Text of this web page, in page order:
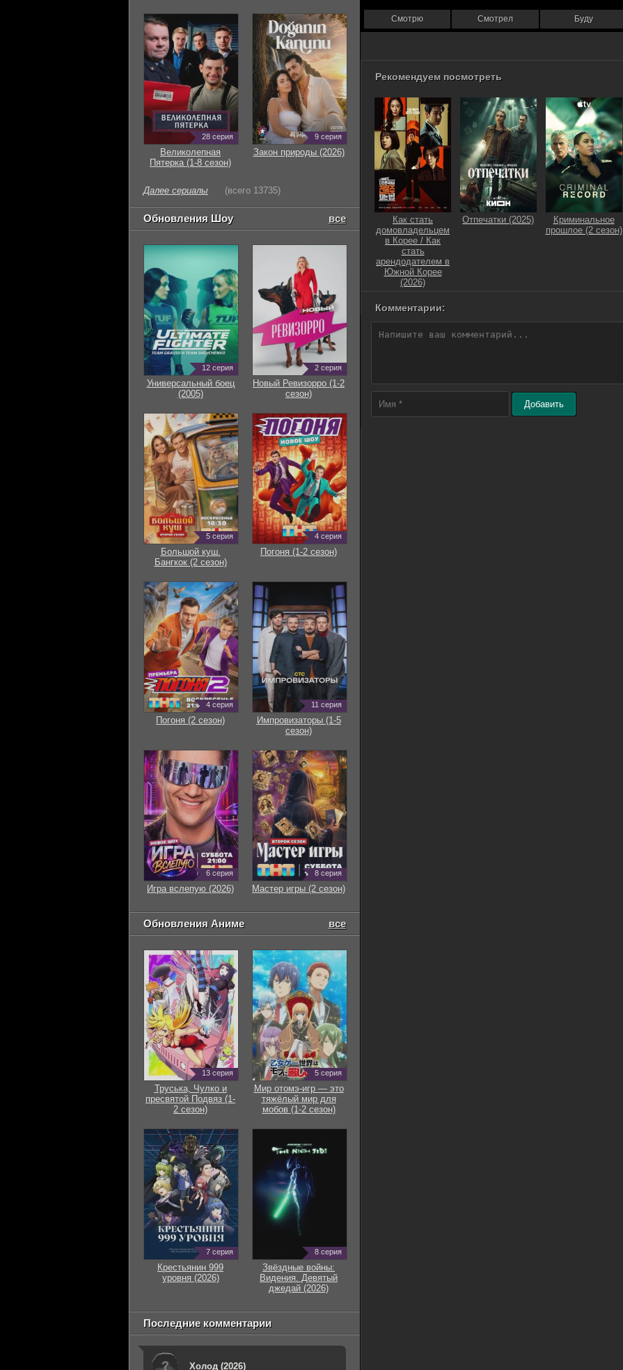
Смотрю Смотрел Буду
Рекомендуем посмотреть
Как стать
домовладельцем
в Корее / Как
стать
арендодателем в
Южной Корее
(2026)
Отпечатки (2025)
Криминальное
прошлое (2 сезон)
Комментарии:
Добавить
28 серия
Великолепная
Пятерка (1-8 сезон)
9 серия
Закон природы (2026)
Далее сериалы (всего 13735)
Обновления Шоу все
12 серия
Универсальный боец
(2005)
2 серия
Новый Ревизорро (1-2
сезон)
5 серия
Большой куш.
Бангкок (2 сезон)
4 серия
Погоня (1-2 сезон)
4 серия
Погоня (2 сезон)
11 серия
Импровизаторы (1-5
сезон)
6 серия
Игра вслепую (2026)
8 серия
Мастер игры (2 сезон)
Обновления Аниме все
13 серия
Труська, Чулко и
пресвятой Подвяз (1-
2 сезон)
5 серия
Мир отомэ-игр — это
тяжёлый мир для
мобов (1-2 сезон)
7 серия
Крестьянин 999
уровня (2026)
8 серия
Звёздные войны:
Видения. Девятый
джедай (2026)
Последние комментарии
Холод (2026)